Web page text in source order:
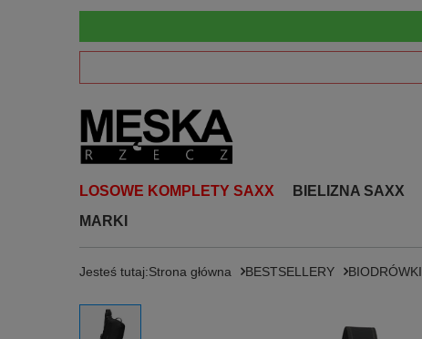
LOSOWE KOMPLETY SAXX BIELIZNA SAXX
MARKI
Jesteś tutaj:Strona główna BESTSELLERY BIODRÓWKI